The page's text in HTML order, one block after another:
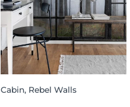
Cabin, Rebel Walls